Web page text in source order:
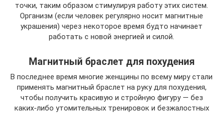
точки, таким образом стимулируя работу этих систем.
Организм (если человек регулярно носит магнитные
украшения) через некоторое время будто начинает
работать с новой энергией и силой.
Магнитный браслет для похудения
В последнее время многие женщины по всему миру стали
применять магнитный браслет на руку для похудения,
чтобы получить красивую и стройную фигуру — без
каких-либо утомительных тренировок и безжалостных